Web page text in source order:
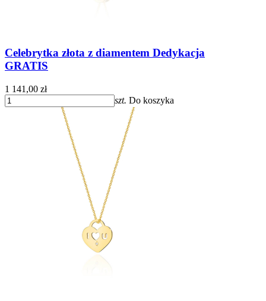
Celebrytka złota z diamentem Dedykacja
GRATIS
1 141,00 zł
szt. Do koszyka